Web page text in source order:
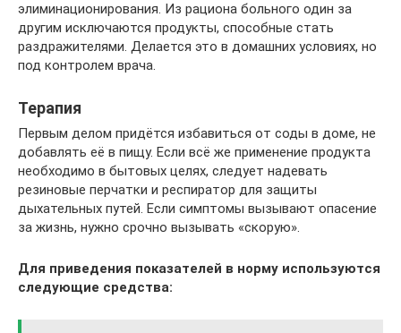
элиминационирования. Из рациона больного один за
другим исключаются продукты, способные стать
раздражителями. Делается это в домашних условиях, но
под контролем врача.
Терапия
Первым делом придётся избавиться от соды в доме, не
добавлять её в пищу. Если всё же применение продукта
необходимо в бытовых целях, следует надевать
резиновые перчатки и респиратор для защиты
дыхательных путей. Если симптомы вызывают опасение
за жизнь, нужно срочно вызывать «скорую».
Для приведения показателей в норму используются
следующие средства: